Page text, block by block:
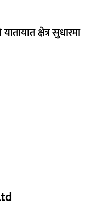
क्षेत्र सुधारमा